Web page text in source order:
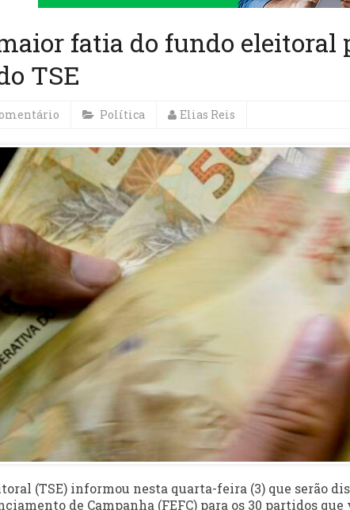
fatia do fundo eleitoral
TSE
Política Elias Reis
(TSE) informou nesta quarta-feira (3) que serão
de Campanha (FEFC) para os 30 partidos